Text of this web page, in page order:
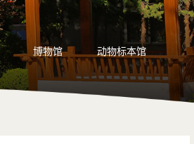
博物馆 动物标本馆